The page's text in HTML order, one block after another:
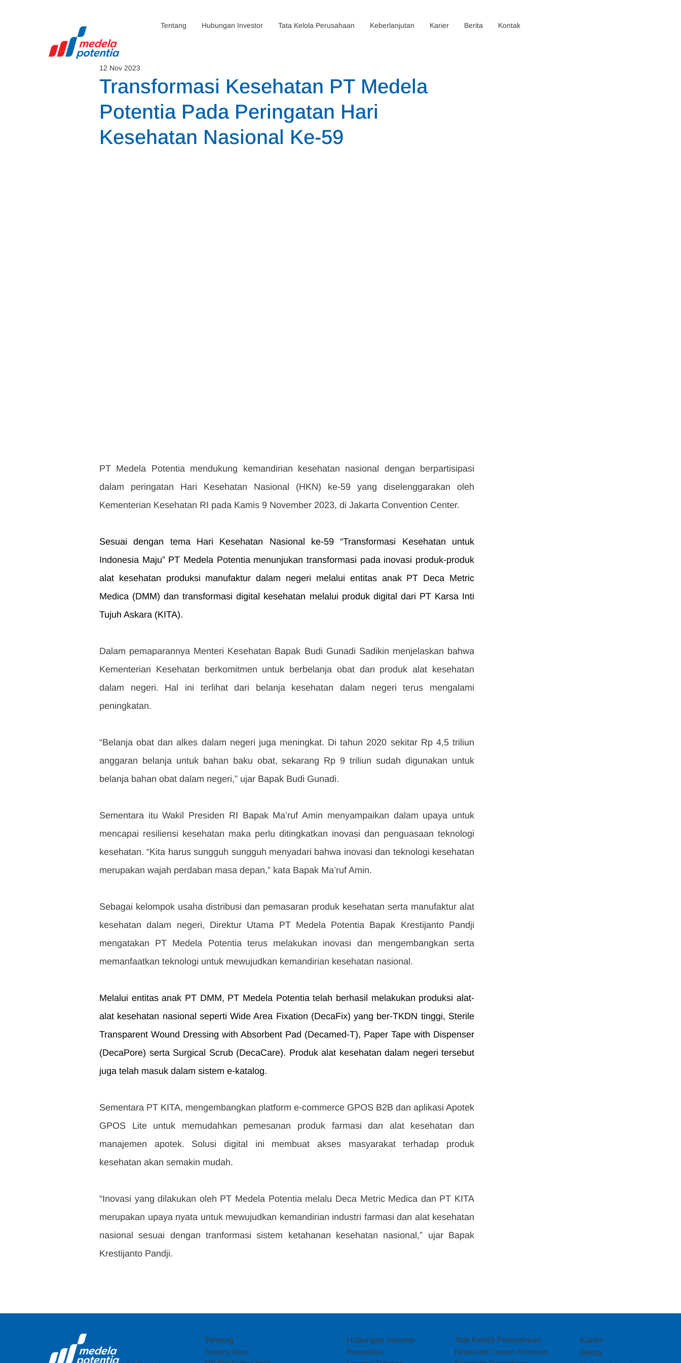
Tentang Hubungan Investor Tata Kelola Perusahaan Keberlanjutan Karier Berita Kontak
Transformasi Kesehatan PT Medela
Potentia Pada Peringatan Hari
Kesehatan Nasional Ke-59
12 Nov 2023
PT Medela Potentia mendukung kemandirian kesehatan nasional
dengan berpartisipasi
dalam peringatan Hari Kesehatan Nasional (HKN) ke-59 yang diselenggarakan oleh
Kementerian Kesehatan RI pada Kamis 9 November 2023, di Jakarta Convention Center.
Sesuai dengan tema Hari Kesehatan Nasional ke-59 “Transformasi Kesehatan untuk
Indonesia Maju” PT Medela Potentia menunjukan transformasi pada inovasi produk-produk
alat kesehatan produksi manufaktur dalam negeri melalui entitas anak PT Deca Metric
Medica (DMM) dan transformasi digital kesehatan melalui produk digital dari PT Karsa Inti
Tujuh Askara (KITA).
Dalam pemaparannya Menteri Kesehatan Bapak Budi Gunadi Sadikin menjelaskan bahwa
Kementerian Kesehatan berkomitmen untuk berbelanja obat dan produk alat kesehatan
dalam negeri. Hal ini terlihat dari belanja kesehatan dalam negeri terus mengalami
peningkatan.
“Belanja obat dan alkes dalam negeri juga meningkat. Di tahun 2020 sekitar Rp 4,5 triliun
anggaran belanja untuk bahan baku obat, sekarang Rp 9 triliun sudah digunakan untuk
belanja bahan obat dalam negeri,” ujar Bapak Budi Gunadi.
Sementara itu Wakil Presiden RI Bapak Ma’ruf Amin menyampaikan dalam upaya untuk
mencapai resiliensi kesehatan maka perlu ditingkatkan inovasi dan penguasaan teknologi
kesehatan. “Kita harus sungguh sungguh menyadari bahwa inovasi dan teknologi kesehatan
merupakan wajah perdaban masa depan,” kata Bapak Ma’ruf Amin.
Sebagai kelompok usaha distribusi dan pemasaran produk kesehatan serta manufaktur alat
kesehatan dalam negeri, Direktur Utama PT Medela Potentia Bapak Krestijanto Pandji
mengatakan PT Medela Potentia terus melakukan inovasi dan mengembangkan serta
memanfaatkan teknologi untuk mewujudkan kemandirian kesehatan nasional.
Melalui entitas anak PT DMM, PT Medela Potentia telah berhasil melakukan produksi alat-
alat kesehatan nasional seperti Wide Area Fixation (DecaFix) yang ber-TKDN tinggi, Sterile
Transparent Wound Dressing with Absorbent Pad (Decamed-T), Paper Tape with Dispenser
(DecaPore) serta Surgical Scrub (DecaCare). Produk alat kesehatan dalam negeri tersebut
juga telah masuk dalam sistem e-katalog.
Sementara PT KITA, mengembangkan platform e-commerce GPOS B2B dan aplikasi Apotek
GPOS Lite untuk memudahkan pemesanan produk farmasi dan alat kesehatan dan
manajemen apotek. Solusi digital ini membuat akses masyarakat terhadap produk
kesehatan akan semakin mudah.
“Inovasi yang dilakukan oleh PT Medela Potentia melalu Deca Metric Medica dan PT KITA
merupakan upaya nyata untuk mewujudkan kemandirian industri farmasi dan alat kesehatan
nasional sesuai dengan tranformasi sistem ketahanan kesehatan nasional,” ujar Bapak
Krestijanto Pandji.
Karier
Berita
Direksi dan Dewan Komisaris
Tata Kelola Perusahaan
Prospektus
Hubungan Investor
Tentang Kami
Tentang